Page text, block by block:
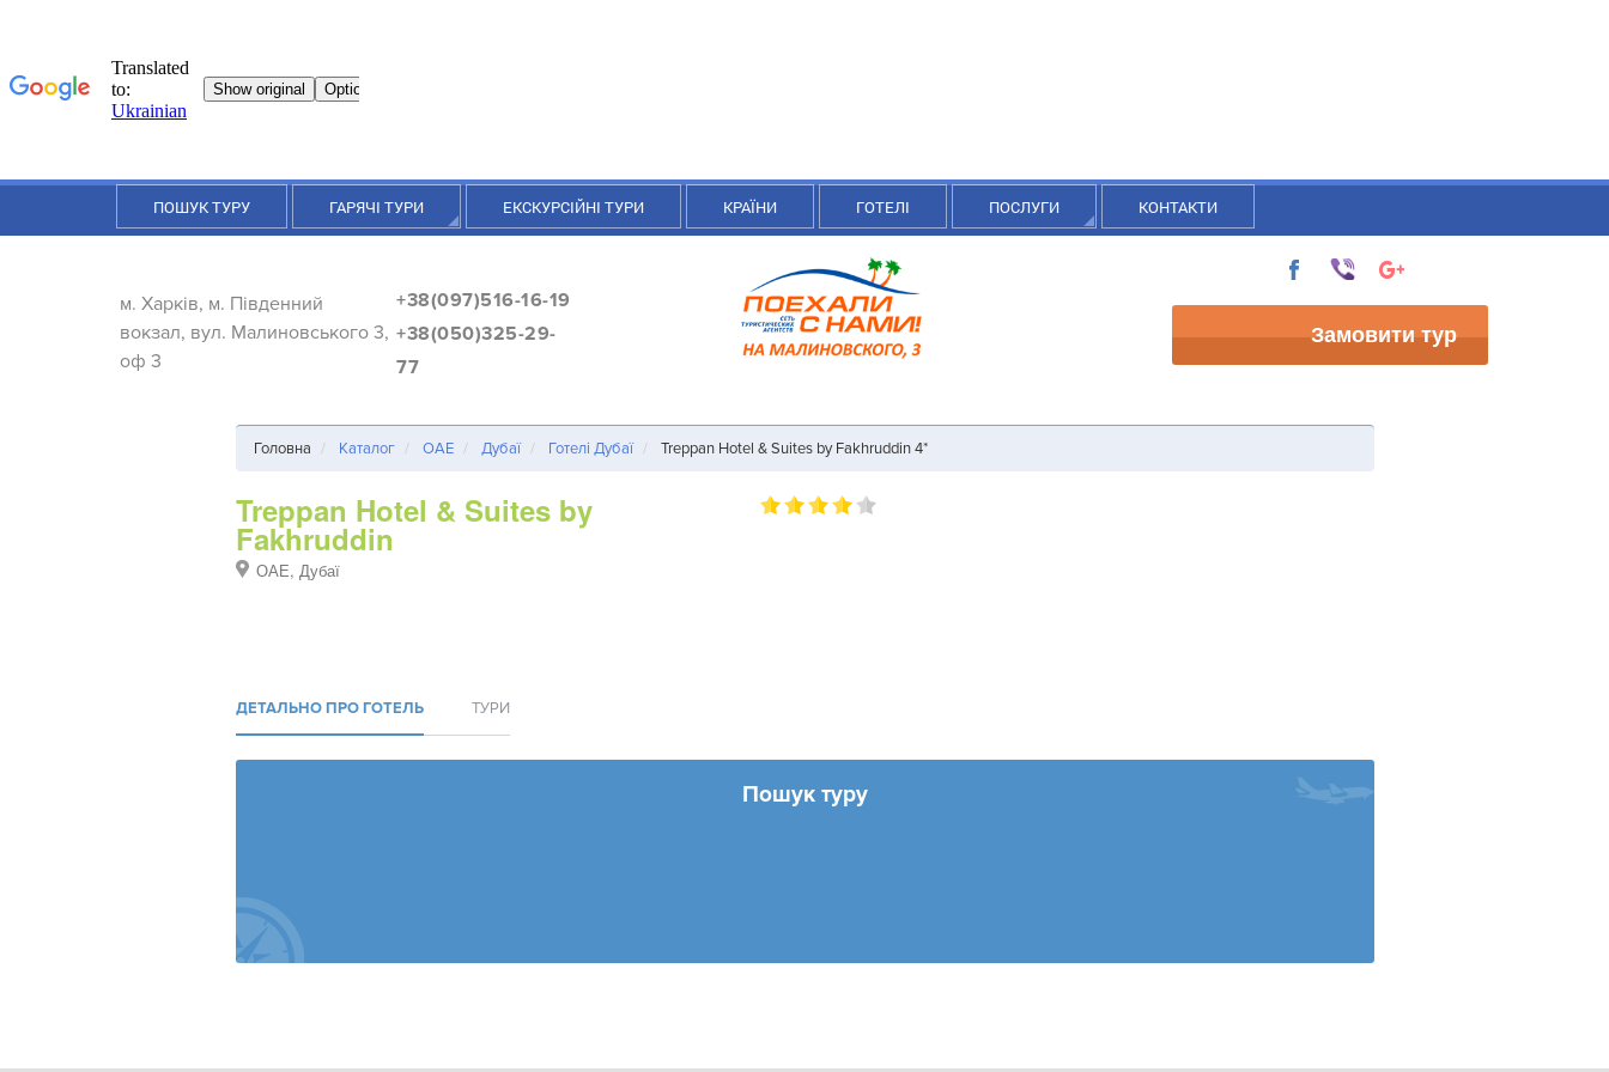
ПОШУК ТУРУ ГАРЯЧІ ТУРИ ЕКСКУРСІЙНІ ТУРИ КРАЇНИ ГОТЕЛІ ПОСЛУГИ КОНТАКТИ
м. Харків, м. Південний
вокзал, вул. Малиновського 3,
оф 3
+38(097)516-16-19
+38(050)325-29-
77
Замовити тур
Головна Каталог ОАЕ Дубаї Готелі Дубаї Treppan Hotel & Suites by Fakhruddin 4*
Treppan Hotel & Suites by
Fakhruddin
ОАЕ, Дубаї
ДЕТАЛЬНО ПРО ГОТЕЛЬ ТУРИ
Пошук туру